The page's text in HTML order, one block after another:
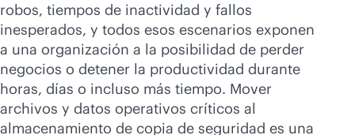
robos, tiempos de inactividad y fallos
inesperados, y todos esos escenarios exponen
a una organización a la posibilidad de perder
negocios o detener la productividad durante
horas, días o incluso más tiempo. Mover
archivos y datos operativos críticos al
almacenamiento de copia de seguridad es una